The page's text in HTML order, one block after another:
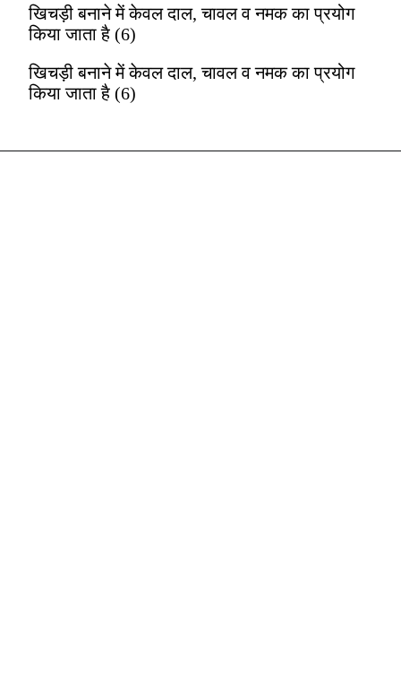
खिचड़ी बनाने में केवल दाल, चावल व नमक का प्रयोग
किया जाता है (6)
खिचड़ी बनाने में केवल दाल, चावल व नमक का प्रयोग
किया जाता है (6)